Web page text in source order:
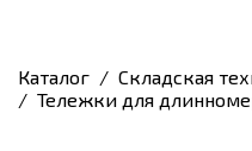
Каталог / Складская
/ Тележки для